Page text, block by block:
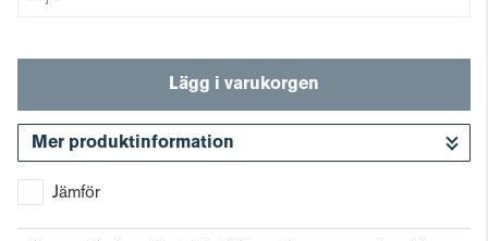
Lägg i varukorgen
Mer produktinformation
Jämför